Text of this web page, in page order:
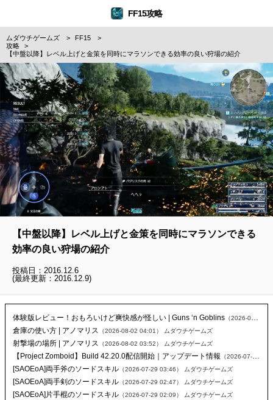
FF15攻略
ムダウチゲームズ
FF15
攻略
【中盤以降】レベル上げと金策を同時にマラソンできる効率の良い狩場の紹介
【中盤以降】レベル上げと金策を同時にマラソンできる
効率の良い狩場の紹介
投稿日：2016.12.6
(最終更新：2016.12.9)
体験版レビュー！おもろいけど爽快感が怪しい | Guns ‘n Goblins （2026-08-04 02:26）
倉庫の使い方 | アノマリス （2026-08-02 04:01） ムダウチゲームズ
射撃場の場所 | アノマリス （2026-08-02 03:52） ムダウチゲームズ
【Project Zomboid】Build 42.20.0配信開始｜アップデート情報 （2026-07-29 23:28）
[SAOEoA]両手斧のソードスキル （2026-07-29 03:46） ムダウチゲームズ
[SAOEoA]両手剣のソードスキル （2026-07-29 02:47） ムダウチゲームズ
[SAOEoA]片手棍のソードスキル （2026-07-29 02:09） ムダウチゲームズ